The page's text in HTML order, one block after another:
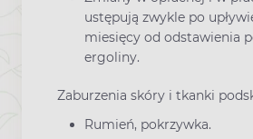
ustępują zwykle po
miesięcy od odstawienia
ergoliny.
Zaburzenia skóry i tkanki
Rumień, pokrzywka.